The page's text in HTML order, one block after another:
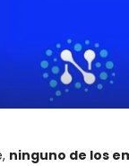
ninguno de los